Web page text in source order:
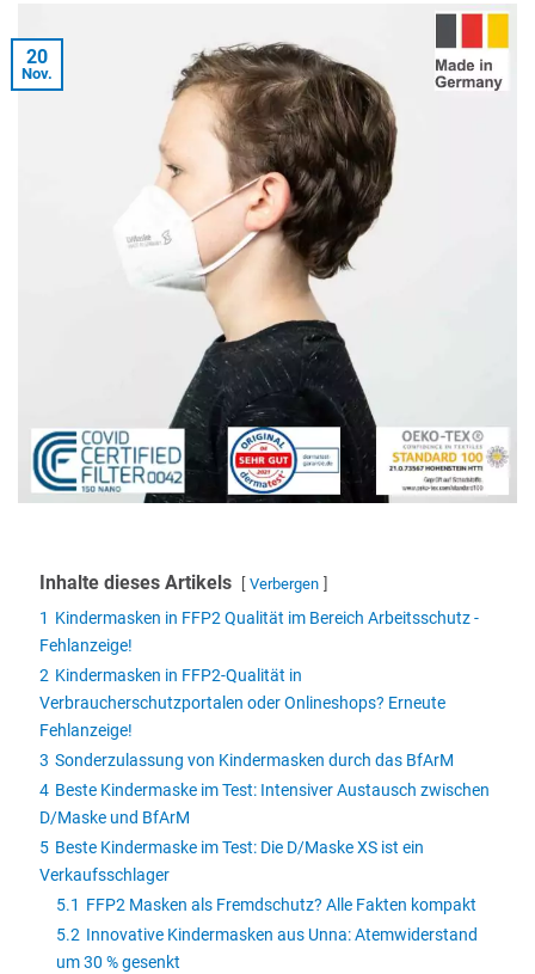
20
Nov.
Inhalte dieses Artikels Verbergen
1 Kindermasken in FFP2 Qualität im Bereich Arbeitsschutz -
Fehlanzeige!
2 Kindermasken in FFP2-Qualität in
Verbraucherschutzportalen oder Onlineshops? Erneute
Fehlanzeige!
3 Sonderzulassung von Kindermasken durch das BfArM
4 Beste Kindermaske im Test: Intensiver Austausch zwischen
D/Maske und BfArM
5 Beste Kindermaske im Test: Die D/Maske XS ist ein
Verkaufsschlager
5.1 FFP2 Masken als Fremdschutz? Alle Fakten kompakt
5.2 Innovative Kindermasken aus Unna: Atemwiderstand
um 30 % gesenkt